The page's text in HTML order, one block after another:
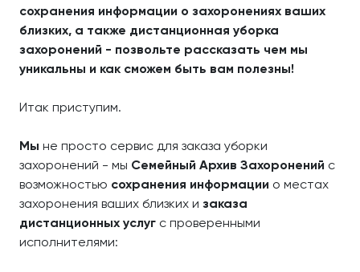
сохранения информации о захоронениях ваших
близких, а также дистанционная уборка
захоронений - позвольте рассказать чем мы
уникальны и как сможем быть вам полезны!
Итак приступим.
Мы не просто сервис для заказа уборки
захоронений - мы Семейный Архив Захоронений с
возможностью сохранения информации о местах
захоронения ваших близких и заказа
дистанционных услуг с проверенными
исполнителями: